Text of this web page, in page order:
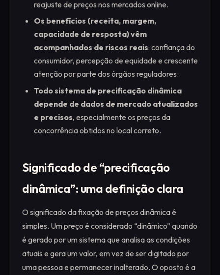
reajuste de preços nos mercados online.
Os benefícios (receita, margem,
capacidade de resposta) vêm
acompanhados de riscos reais: confiança do
consumidor, percepção de equidade e crescente
atenção por parte dos órgãos reguladores.
Todo sistema de precificação dinâmica
depende de dados de mercado atualizados
e precisos, especialmente os preços da
concorrência obtidos no local correto.
Significado de “precificação
dinâmica”: uma definição clara
O significado da fixação de preços dinâmica é
simples. Um preço é considerado “dinâmico” quando
é gerado por um sistema que analisa as condições
atuais e gera um valor, em vez de ser digitado por
uma pessoa e permanecer inalterado. O oposto é a